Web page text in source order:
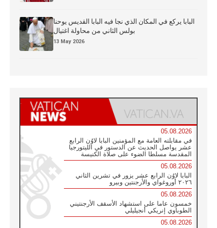
البابا يركع في المكان الذي نجا فيه البابا القديس يوحنا
بولس الثاني من محاولة اغتيال
13 May 2026
05.08.2026
في مقابلته العامة مع المؤمنين البابا لاوُن الرابع
عشر يواصل الحديث عن الدستور في الليتورجيا
المقدسة مسلطا الضوء على صلاة الكنيسة
05.08.2026
البابا لاوُن الرابع عشر يزور في تشرين الثاني
٢٠٢٦ أوروغواي والأرجنتين وبيرو
05.08.2026
خمسون عاما على استشهاد الأسقف الأرجنتيني
الطوباوي إنريكي أنجيليلي
05.08.2026